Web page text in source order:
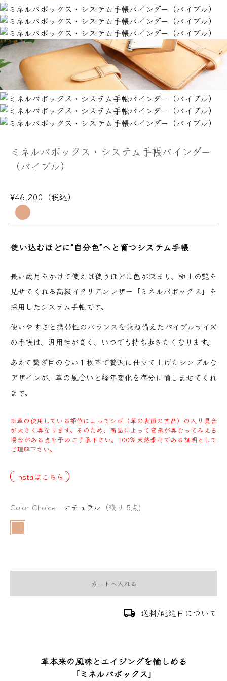
ミネルバボックス・システム手帳バインダー
（バイブル）
¥46,200（税込）
使い込むほどに“自分色”へと育つシステム手帳
長い歳月をかけて使えば使うほどに色が深まり、極上の艶を
見せてくれる高級イタリアンレザー「ミネルバボックス」を
採用したシステム手帳です。
使いやすさと携帯性のバランスを兼ね備えたバイブルサイズ
の手帳は、汎用性が高く、いつでも持ち歩きたくなります。
あえて繋ぎ目のない１枚革で贅沢に仕立て上げたシンプルな
デザインが、革の風合いと経年変化を存分に愉しませてくれ
ます。
※革の使用している部位によってシボ（革の表面の凹凸）の入り具合
が大きく異なります。そのため、商品によって質感が異なってみえる
場合がある点を予めご了承下さい。100％天然素材である証明として
ご理解下さい。
Instaはこちら
Color Choice: ナチュラル （残り:5点)
カートへ入れる
local_shipping 送料/配送日について
革本来の風味とエイジングを愉しめる
「ミネルバボックス」